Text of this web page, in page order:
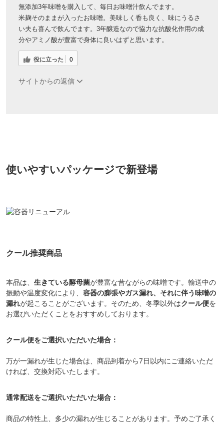
無添加3年味噌を購入して、毎日お味噌汁飲んでます。
米麹そのままが入ったお味噌。美味しく香も良く、味にうるさ
い夫も喜んで飲んでます。3年醸造なので協力な抗酸化作用の成
分やアミノ酸が豊富で身体に良いはずと思います。
役に立った 0
サイトからの返信
使いやすいパッケージで新登場
クール推奨商品
本品は、 生きている酵母菌が豊富な昔ながらの味噌です。輸送中の
振動や温度変化により、 容器の膨張やガス漏れ、それに伴う味噌の
漏れが起こることがございます。そのため、 冬季以外はクール便を
お選びいただくことをおすすめ しております。
クール便をご選択いただいた場合：
万が一漏れが生じた場合は、商品到着から7日以内にご連絡いただ
ければ、交換対応いたします。
通常配送をご選択いただいた場合：
商品の特性上、多少の漏れが生じることがあります。予めご了承く